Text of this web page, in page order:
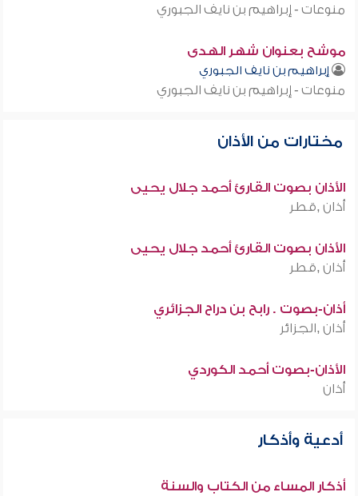
منوعات - إبراهيم بن نايف الجبوري
موشح بعنوان شهر الهدى
إبراهيم بن نايف الجبوري
منوعات - إبراهيم بن نايف الجبوري
مختارات من الأذان
الأذان بصوت القارئ أحمد جلال يحيى
أذان ,قطر
الأذان بصوت القارئ أحمد جلال يحيى
أذان ,قطر
أذان-بصوت . رابح بن دراح الجزائري
أذان ,الجزائر
الأذان-بصوت أحمد الكوردي
أذان
أدعية وأذكار
أذكار المساء من الكتاب والسنة